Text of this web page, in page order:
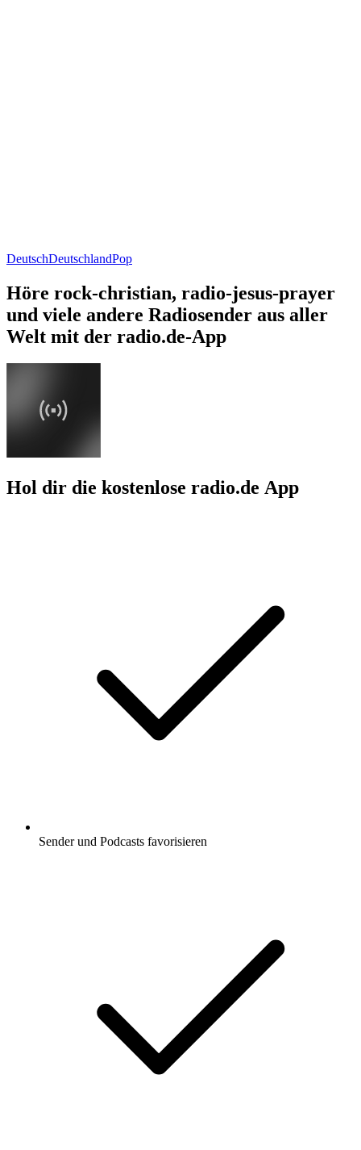
DeutschDeutschlandPop
Höre rock-christian, radio-jesus-prayer
und viele andere Radiosender aus aller
Welt mit der radio.de-App
Hol dir die kostenlose radio.de App
Sender und Podcasts favorisieren